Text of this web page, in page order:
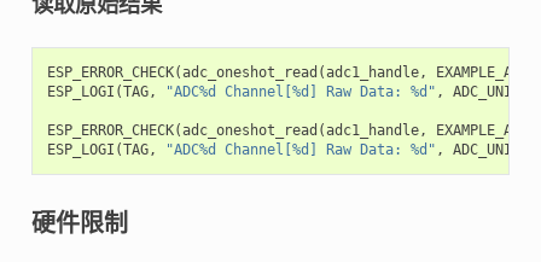
ESP_ERROR_CHECK(adc_oneshot_read (adc1_handle,
ESP_LOGI (TAG, "ADC%d Channel[%d] Raw Data: %d" , ADC_UNIT_1
ESP_ERROR_CHECK(adc_oneshot_read (adc1_handle,
ESP_LOGI (TAG, "ADC%d Channel[%d] Raw Data: %d" , ADC_UNIT_1
硬件限制